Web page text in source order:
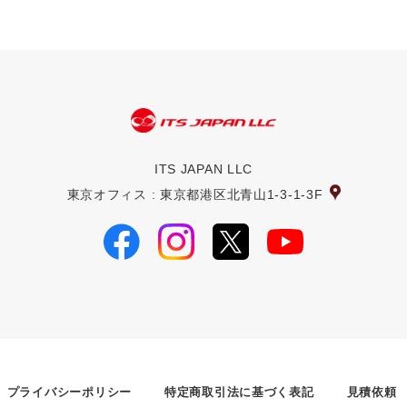
ITS JAPAN LLC
東京オフィス : 東京都港区北青山1-3-1-3F
プライバシーポリシー 特定商取引法に基づく表記 見積依頼